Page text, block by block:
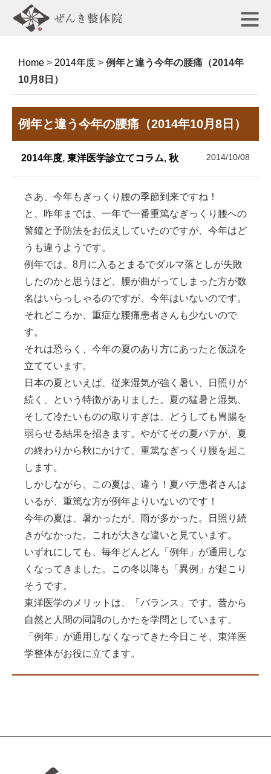
Home > 2014年度 > 例年と違う今年の腰痛（2014年
10月8日）
例年と違う今年の腰痛（2014年10月8日）
2014年度, 東洋医学診立てコラム, 秋 2014/10/08
さあ、今年もぎっくり腰の季節到来ですね！
と、昨年までは、一年で一番重篤なぎっくり腰への
警鐘と予防法をお伝えしていたのですが、今年はど
うも違うようです。
例年では、8月に入るとまるでダルマ落としが失敗
したのかと思うほど、腰が曲がってしまった方が数
名はいらっしゃるのですが、今年はいないのです。
それどころか、重症な腰痛患者さんも少ないので
す。
それは恐らく、今年の夏のあり方にあったと仮説を
立てています。
日本の夏といえば、従来湿気が強く暑い、日照りが
続く、という特徴がありました。夏の猛暑と湿気、
そして冷たいものの取りすぎは、どうしても胃腸を
弱らせる結果を招きます。やがてその夏バテが、夏
の終わりから秋にかけて、重篤なぎっくり腰を起こ
します。
しかしながら、この夏は、違う！夏バテ患者さんは
いるが、重篤な方が例年よりいないのです！
今年の夏は、暑かったが、雨が多かった。日照り続
きがなかった。これが大きな違いと見ています。
いずれにしても、毎年どんどん「例年」が通用しな
くなってきました。この冬以降も「異例」が起こり
そうです。
東洋医学のメリットは、「バランス」です。昔から
自然と人間の同調のしかたを学問としています。
「例年」が通用しなくなってきた今日こそ、東洋医
学整体がお役に立てます。